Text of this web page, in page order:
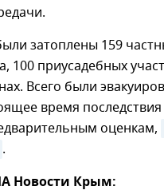
затоплены 159
100 приусадебных
Всего были
время
оценкам,
.
Новости Крым: